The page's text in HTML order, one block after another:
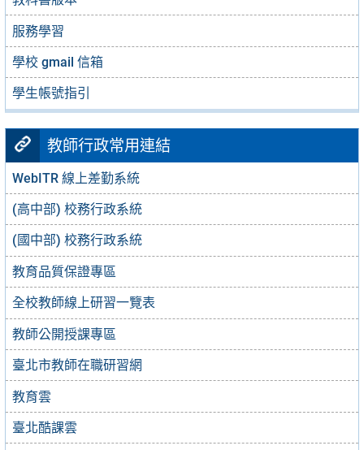
服務學習
學校 gmail 信箱
學生帳號指引
教師行政常用連結
WebITR 線上差勤系統
(高中部) 校務行政系統
(國中部) 校務行政系統
教育品質保證專區
全校教師線上研習一覽表
教師公開授課專區
臺北市教師在職研習網
教育雲
臺北酷課雲